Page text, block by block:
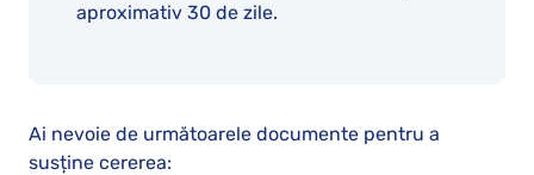
aproximativ 30 de zile.
Ai nevoie de următoarele documente pentru a
susține cererea: